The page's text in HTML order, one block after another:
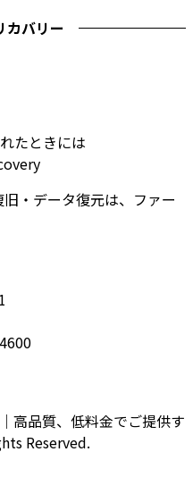
カバリー
たときには
・データ復元は、ファー
高品質、低料金でご提供す
Reserved.